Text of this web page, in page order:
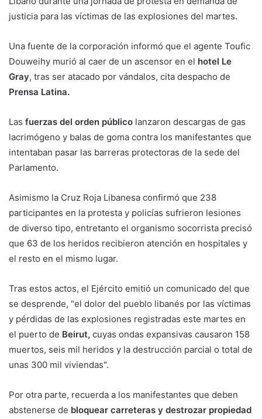
justicia para las víctimas de las explosiones del martes.
Una fuente de la corporación informó que el agente Toufic
Douweihy murió al caer de un ascensor en el hotel Le
Gray, tras ser atacado por vándalos, cita despacho de
Prensa Latina.
Las fuerzas del orden público lanzaron descargas de gas
lacrimógeno y balas de goma contra los manifestantes que
intentaban pasar las barreras protectoras de la sede del
Parlamento.
Asimismo la Cruz Roja Libanesa confirmó que 238
participantes en la protesta y policías sufrieron lesiones
de diverso tipo, entretanto el organismo socorrista precisó
que 63 de los heridos recibieron atención en hospitales y
el resto en el mismo lugar.
Tras estos actos, el Ejército emitió un comunicado del que
se desprende, "el dolor del pueblo libanés por las víctimas
y pérdidas de las explosiones registradas este martes en
el puerto de Beirut, cuyas ondas expansivas causaron 158
muertos, seis mil heridos y la destrucción parcial o total de
unas 300 mil viviendas".
Por otra parte, recuerda a los manifestantes que deben
abstenerse de bloquear carreteras y destrozar propiedad